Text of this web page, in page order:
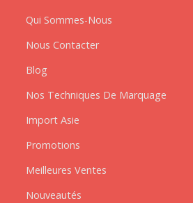
Qui Sommes-Nous
Nous Contacter
Blog
Nos Techniques De Marquage
Import Asie
Promotions
Meilleures Ventes
Nouveautés